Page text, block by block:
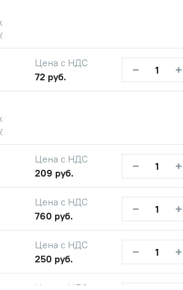
Цена с НДС
72 руб.
− +
Цена с НДС
209 руб.
− +
Цена с НДС
760 руб.
− +
Цена с НДС
250 руб.
− +
Цена с НДС